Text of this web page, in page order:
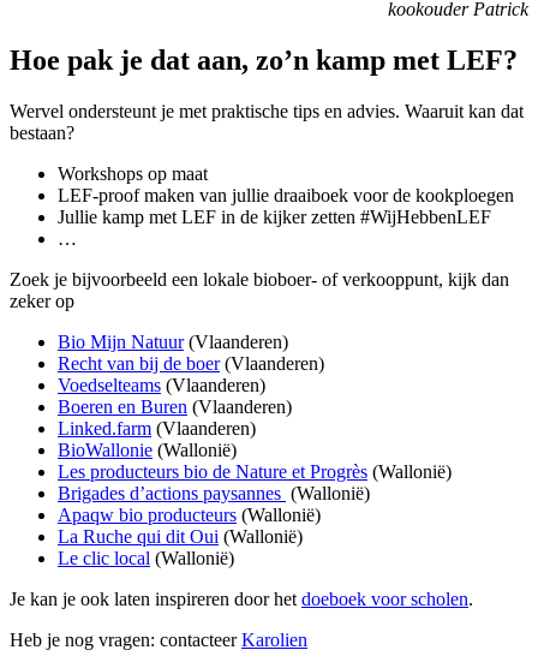
kookouder Patrick
Hoe pak je dat aan, zo’n kamp met LEF?
Wervel ondersteunt je met praktische tips en advies. Waaruit kan dat
bestaan?
Workshops op maat
LEF-proof maken van jullie draaiboek voor de kookploegen
Jullie kamp met LEF in de kijker zetten #WijHebbenLEF
…
Zoek je bijvoorbeeld een lokale bioboer- of verkooppunt, kijk dan
zeker op
Bio Mijn Natuur(Vlaanderen)
Recht van bij de boer(Vlaanderen)
Voedselteams (Vlaanderen)
Boeren en Buren (Vlaanderen)
Linked.farm (Vlaanderen)
BioWallonie (Wallonië)
Les producteurs bio de Nature et Progrès (Wallonië)
Brigades d’actions paysannes (Wallonië)
Apaqw bio producteurs (Wallonië)
La Ruche qui dit Oui (Wallonië)
Le clic local (Wallonië)
Je kan je ook laten inspireren door het doeboek voor scholen.
Heb je nog vragen: contacteerKarolien